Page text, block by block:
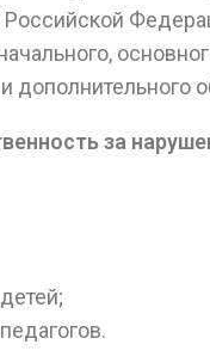
Российской
дополнительного
за